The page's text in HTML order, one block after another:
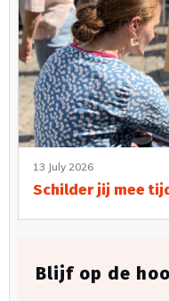
13 July 2026
Schilder jij mee
Blijf op de